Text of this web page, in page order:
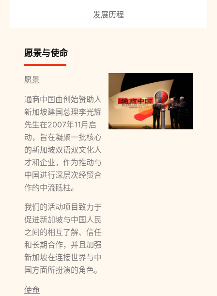
发展历程
愿景与使命
愿景
通商中国由创始赞助人
新加坡建国总理李光耀
先生在2007年11月启
动，旨在凝聚一批核心
的新加坡双语双文化人
才和企业，作为推动与
中国进行深层次经贸合
作的中流砥柱。
我们的活动项目致力于
促进新加坡与中国人民
之间的相互了解、信任
和长期合作，并且加强
新加坡在连接世界与中
国方面所扮演的角色。
使命